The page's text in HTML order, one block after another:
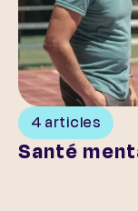
4 articles
Santé